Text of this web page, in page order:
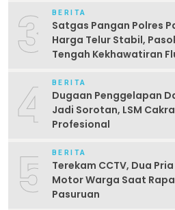
3 BERITA
Satgas Pangan Polres
Harga Telur Stabil,
Tengah Kekhawatiran
4 BERITA
Dugaan Penggelapan
Jadi Sorotan, LSM
Profesional
5 BERITA
Terekam CCTV, Dua
Motor Warga Saat
Pasuruan